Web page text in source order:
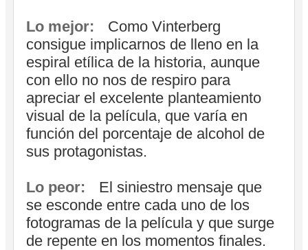
Lo mejor:
Como Vinterberg
consigue implicarnos de lleno en la
espiral etílica de la historia, aunque
con ello no nos de respiro para
apreciar el excelente planteamiento
visual de la película, que varía en
función del porcentaje de alcohol de
sus protagonistas.
Lo peor:
El siniestro mensaje que
se esconde entre cada uno de los
fotogramas de la película y que surge
de repente en los momentos finales.